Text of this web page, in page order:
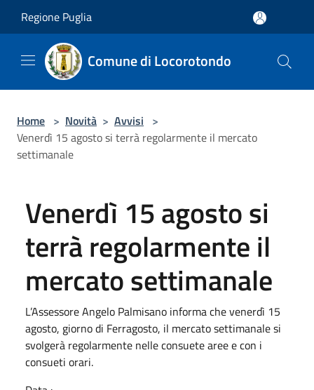
Regione Puglia
Comune di Locorotondo
Home > Novità > Avvisi >
Venerdì 15 agosto si terrà regolarmente il mercato
settimanale
Venerdì 15 agosto si
terrà regolarmente il
mercato settimanale
L’Assessore Angelo Palmisano informa che venerdì 15
agosto, giorno di Ferragosto, il mercato settimanale si
svolgerà regolarmente nelle consuete aree e con i
consueti orari.